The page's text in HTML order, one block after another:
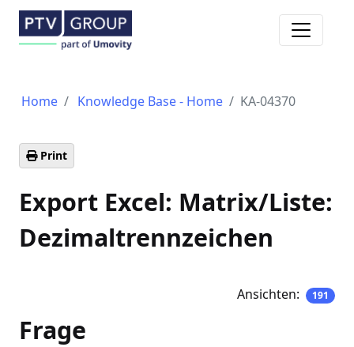
Toggle
Home Knowledge Base - Home KA-04370
Print
Export Excel: Matrix/Liste:
Dezimaltrennzeichen
Ansichten: 191
Frage